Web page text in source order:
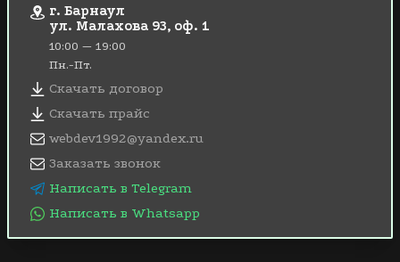
г. Барнаул
ул. Малахова 93, оф. 1
10:00 — 19:00
Пн.-Пт.
Скачать договор
Скачать прайс
webdev1992@yandex.ru
Заказать звонок
Написать в Telegram
Написать в Whatsapp